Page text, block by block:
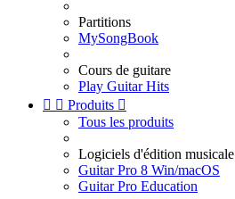
Partitions
MySongBook
Cours de guitare
Play Guitar Hits
  Produits 
Tous les produits
Logiciels d'édition musicale
Guitar Pro 8 Win/macOS
Guitar Pro Education